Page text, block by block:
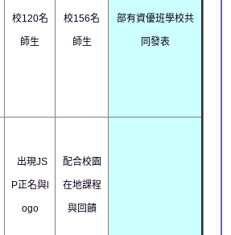
校120名
師生
校156名
師生
部有資優班學校共
同發表
出現JS
P正名與l
ogo
配合校園
在地課程
與回饋